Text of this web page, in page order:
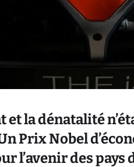
la dénatalité
Prix Nobel
l’avenir des pays